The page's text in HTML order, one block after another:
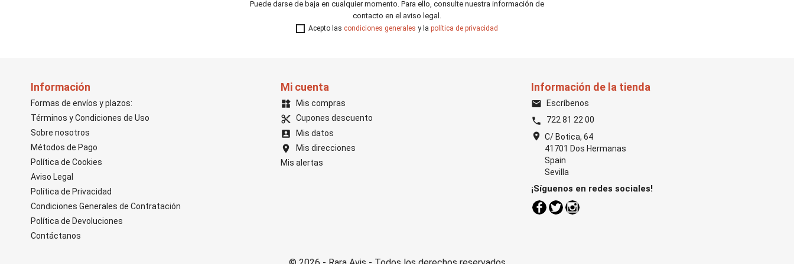
Puede darse de baja en cualquier momento. Para ello, consulte nuestra información de
contacto en el aviso legal.
Acepto las condiciones generales y la política de privacidad
Información
Formas de envíos y plazos:
Términos y Condiciones de Uso
Sobre nosotros
Métodos de Pago
Política de Cookies
Aviso Legal
Política de Privacidad
Condiciones Generales de Contratación
Política de Devoluciones
Contáctanos
Mi cuenta
widgets Mis compras
content_cut Cupones descuento
account_box Mis datos
location_on
Mis direcciones
Mis alertas
Información de la tienda
email Escríbenos
phone 722 81 22 00
location_on C/ Botica, 64
41701 Dos Hermanas
Spain
Sevilla
¡Síguenos en redes sociales!
Facebook
TwitterInstagram